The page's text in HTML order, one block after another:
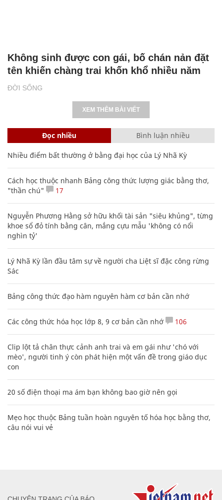
ĐỜI SỐNG
Không sinh được con gái, bố chán nản đặt
tên khiến chàng trai khốn khổ nhiều năm
XEM THÊM BÀI VIẾT
Đọc nhiều Bình luận nhiều
Nhiều điểm bất thường ở bằng đại học của Lý Nhã Kỳ
Cách học thuộc nhanh Bảng công thức lượng giác bằng thơ,
"thần chú"
17
Nguyễn Phương Hằng sở hữu khối tài sản "siêu khủng", từng
khoe sổ đỏ tính bằng cân, mắng cựu mẫu 'không có nổi
nghìn tỷ'
Lý Nhã Kỳ lần đầu tâm sự về người cha Liệt sĩ đặc công rừng
Sác
Bảng công thức đạo hàm nguyên hàm cơ bản cần nhớ
Các công thức hóa học lớp 8, 9 cơ bản cần nhớ 106
Clip lột tả chân thực cảnh anh trai và em gái như 'chó với
mèo', người tinh ý còn phát hiện một vấn đề trong giáo dục
con
20 số điện thoại ma ám bạn không bao giờ nên gọi
Mẹo học thuộc Bảng tuần hoàn nguyên tố hóa học bằng thơ,
câu nói vui vẻ